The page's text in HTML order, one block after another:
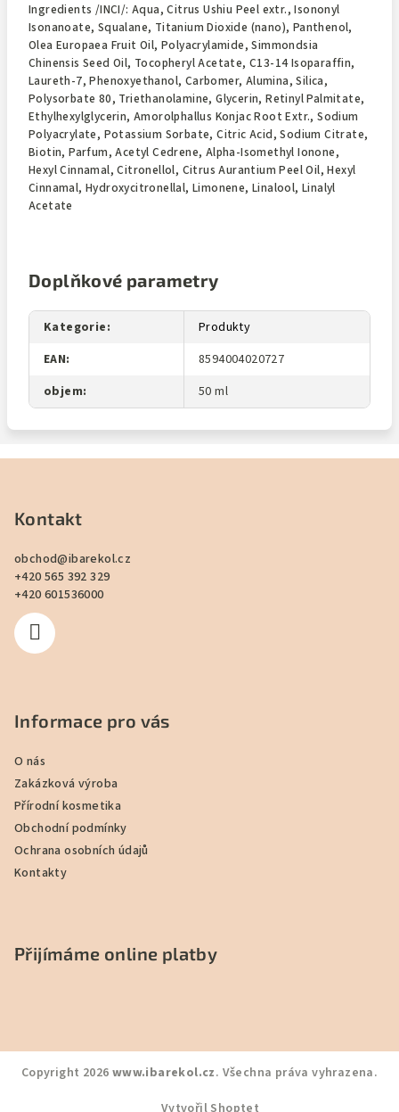
Ingredients /INCI/: Aqua, Citrus Ushiu Peel extr., Isononyl
Isonanoate, Squalane, Titanium Dioxide (nano), Panthenol,
Olea Europaea Fruit Oil, Polyacrylamide, Simmondsia
Chinensis Seed Oil, Tocopheryl Acetate, C13-14 Isoparaffin,
Laureth-7, Phenoxyethanol, Carbomer, Alumina, Silica,
Polysorbate 80, Triethanolamine, Glycerin, Retinyl Palmitate,
Ethylhexylglycerin, Amorolphallus Konjac Root Extr., Sodium
Polyacrylate, Potassium Sorbate, Citric Acid, Sodium Citrate,
Biotin, Parfum, Acetyl Cedrene, Alpha-Isomethyl Ionone,
Hexyl Cinnamal, Citronellol, Citrus Aurantium Peel Oil, Hexyl
Cinnamal, Hydroxycitronellal, Limonene, Linalool, Linalyl
Acetate
Doplňkové parametry
Kategorie:
Produkty
EAN:
8594004020727
objem: 50 ml
Kontakt
obchod@ibarekol.cz
+420 565 392 329
+420 601536000
Informace pro vás
O nás
Zakázková výroba
Přírodní kosmetika
Obchodní podmínky
Ochrana osobních údajů
Kontakty
Přijímáme online platby
Copyright 2026 www.ibarekol.cz. Všechna práva vyhrazena.
Vytvořil Shoptet